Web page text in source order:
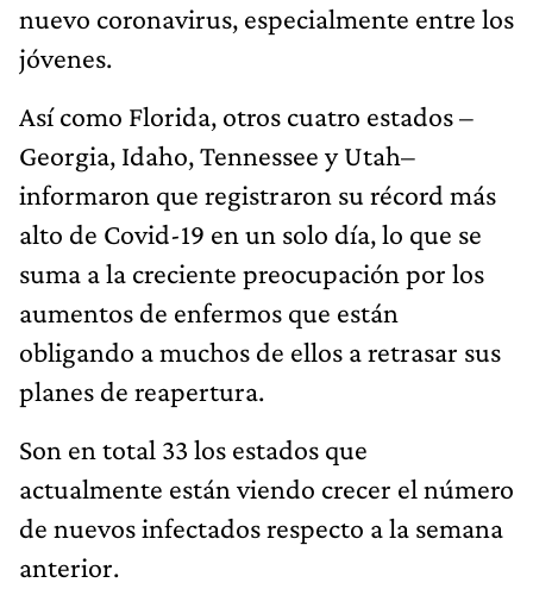
nuevo coronavirus, especialmente entre los
jóvenes.
Así como Florida, otros cuatro estados –
Georgia, Idaho, Tennessee y Utah–
informaron que registraron su récord más
alto de Covid-19 en un solo día, lo que se
suma a la creciente preocupación por los
aumentos de enfermos que están
obligando a muchos de ellos a retrasar sus
planes de reapertura.
Son en total 33 los estados que
actualmente están viendo crecer el número
de nuevos infectados respecto a la semana
anterior.